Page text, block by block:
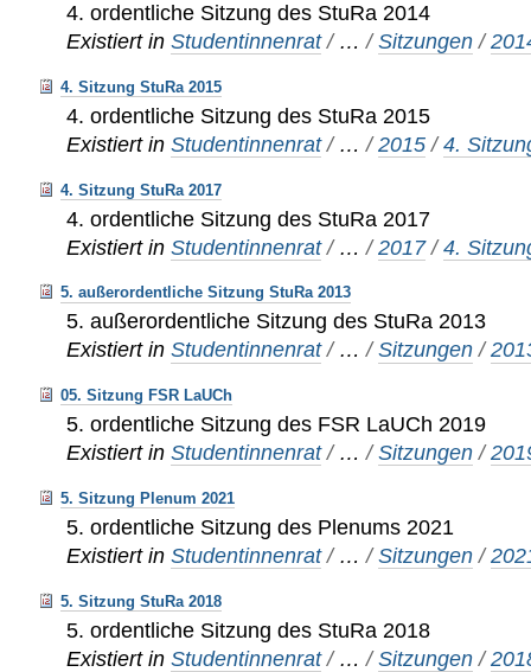
4. ordentliche Sitzung des StuRa 2014
Existiert in Studentinnenrat / …/Sitzungen /
4. Sitzung StuRa 2015
4. ordentliche Sitzung des StuRa 2015
Existiert in Studentinnenrat / …/2015 /4.
4. Sitzung StuRa 2017
4. ordentliche Sitzung des StuRa 2017
Existiert in Studentinnenrat / …/2017 /4.
5. außerordentliche Sitzung StuRa 2013
5. außerordentliche Sitzung des StuRa 2013
Existiert in Studentinnenrat / …/Sitzungen /
05. Sitzung FSR LaUCh
5. ordentliche Sitzung des FSR LaUCh 2019
Existiert in Studentinnenrat / …/Sitzungen /
5. Sitzung Plenum 2021
5. ordentliche Sitzung des Plenums 2021
Existiert in Studentinnenrat / …/Sitzungen /
5. Sitzung StuRa 2018
5. ordentliche Sitzung des StuRa 2018
Existiert in Studentinnenrat / …/Sitzungen /